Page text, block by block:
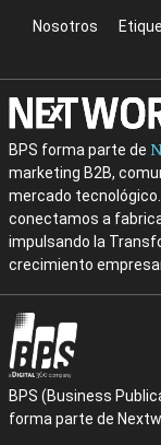
Nosotros
BPS forma parte de
marketing B2B,
mercado
conectamos a
impulsando la
crecimiento
BPS (Business
forma parte de